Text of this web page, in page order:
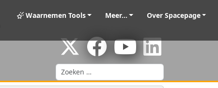
Waarnemen Tools Meer... Over Spacepage
Zoeken